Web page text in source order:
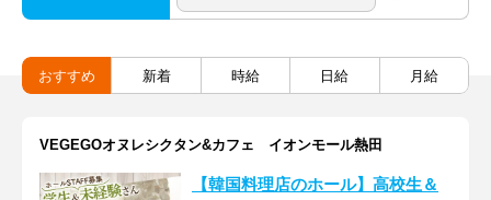
おすすめ 新着 時給 日給 月給
VEGEGOオヌレシクタン&カフェ イオンモール熱田
【韓国料理店のホール】高校生＆